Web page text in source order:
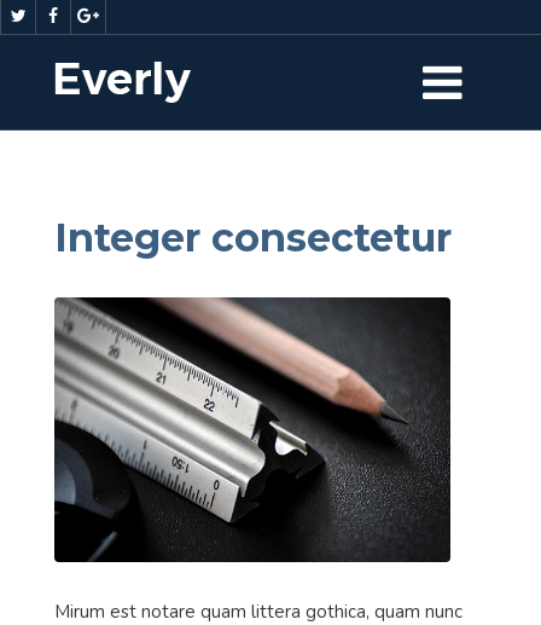
Integer consectetur
Mirum est notare quam littera gothica, quam nunc